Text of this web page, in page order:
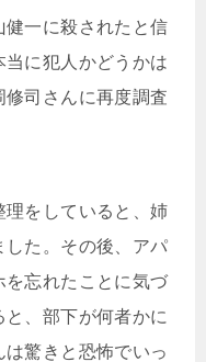
一に殺されたと信
当に犯人かどうかは
司さんに再度調査
をしていると、姉
た。その後、アパ
を忘れたことに気づ
、部下が何者かに
驚きと恐怖でいっ